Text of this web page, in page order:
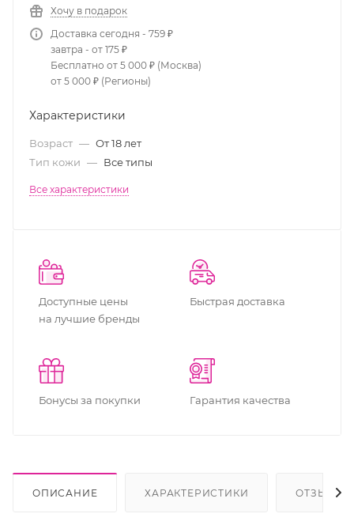
Хочу в подарок
Доставка сегодня - 759 ₽
завтра - от 175 ₽
Бесплатно от 5 000 ₽ (Москва)
от 5 000 ₽ (Регионы)
Характеристики
Возраст — От 18 лет
Тип кожи — Все типы
Все характеристики
Доступные цены
на лучшие бренды
Быстрая доставка
Бонусы за покупки Гарантия качества
ОПИСАНИЕ ХАРАКТЕРИСТИКИ ОТЗЫВЫ